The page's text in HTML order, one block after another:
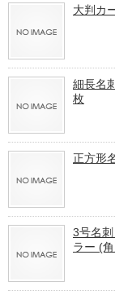
大判カ
細長名
枚
正方形
3号名
ラー (